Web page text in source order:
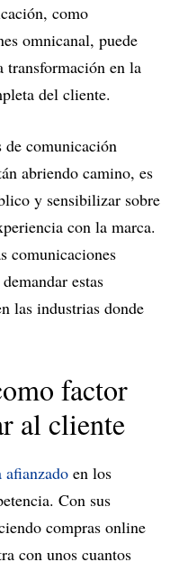
como
omnicanal, puede
transformación en la
del cliente.
de comunicación
abriendo camino, es
y sensibilizar sobre
con la marca.
comunicaciones
estas
las industrias donde
factor
al cliente
afianzado en los
Con sus
compras online
con unos cuantos